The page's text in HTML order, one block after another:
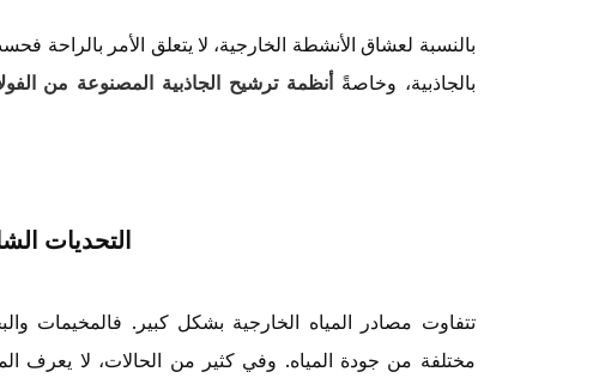
بالنسبة لعشاق الأنشطة الخارجية، لا يتعلق الأمر بالراحة
بالجاذبية، وخاصةً أنظمة ترشيح الجاذبية المصنوعة من
التحديات
تتفاوت مصادر المياه الخارجية بشكل كبير. فالمخيمات
مختلفة من جودة المياه. وفي كثير من الحالات، لا يعرف